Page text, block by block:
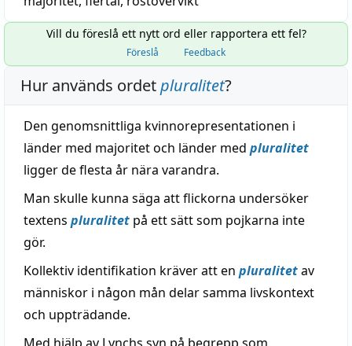
Vill du föreslå ett nytt ord eller rapportera ett fel?
Föreslå Feedback
Hur används ordetpluralitet?
Den genomsnittliga kvinnorepresentationen i
länder med majoritet och länder med pluralitet
ligger de flesta år nära varandra.
Man skulle kunna säga att flickorna undersöker
textens pluralitet på ett sätt som pojkarna inte
gör.
Kollektiv identifikation kräver att en pluralitetav
människor i någon mån delar samma livskontext
och uppträdande.